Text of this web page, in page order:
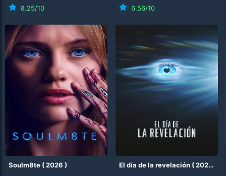
8.25/10
6.56/10
Soulm8te (2026 )
El día de la revelación (2026 )